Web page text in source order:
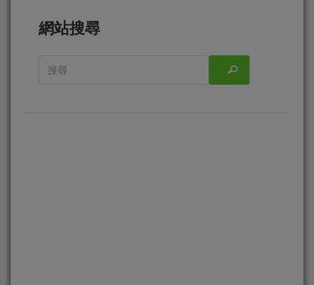
網站搜尋